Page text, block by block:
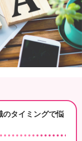
のタイミングで悩